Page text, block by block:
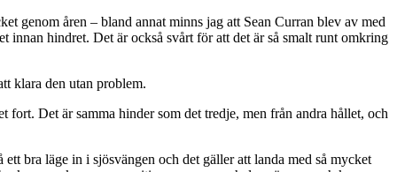
genom åren – bland annat minns jag att Sean Curran blev av med
hindret. Det är också svårt för att det är så smalt runt omkring
klara den utan problem.
Det är samma hinder som det tredje, men från andra hållet, och
bra läge in i sjösvängen och det gäller att landa med så mycket